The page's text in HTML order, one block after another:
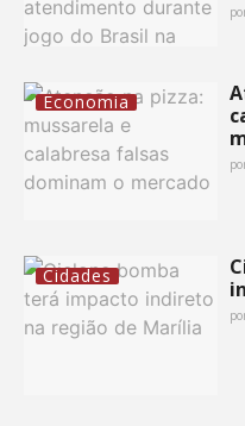
Economia
Cidades